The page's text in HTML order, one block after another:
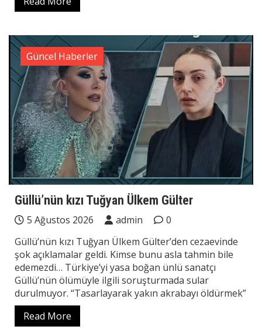
Güncel Haberler
Güllü’nün kızı Tuğyan Ülkem Gülter
5 Ağustos 2026 admin
0
Güllü’nün kızı Tuğyan Ülkem Gülter’den cezaevinde
şok açıklamalar geldi. Kimse bunu asla tahmin bile
edemezdi… Türkiye’yi yasa boğan ünlü sanatçı
Güllü’nün ölümüyle ilgili soruşturmada sular
durulmuyor. “Tasarlayarak yakın akrabayı öldürmek”
Read More